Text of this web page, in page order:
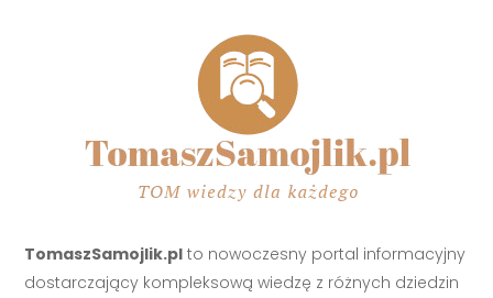
TomaszSamojlik.pl to nowoczesny portal informacyjny
dostarczający kompleksową wiedzę z różnych dziedzin